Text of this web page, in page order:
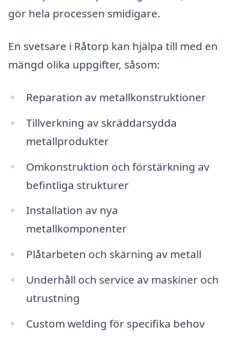
gör hela processen smidigare.
En svetsare i Råtorp kan hjälpa till med en
mängd olika uppgifter, såsom:
Reparation av metallkonstruktioner
Tillverkning av skräddarsydda
metallprodukter
Omkonstruktion och förstärkning av
befintliga strukturer
Installation av nya
metallkomponenter
Plåtarbeten och skärning av metall
Underhåll och service av maskiner och
utrustning
Custom welding för specifika behov